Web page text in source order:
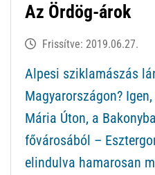
Az Ördög-árok
Frissítve: 2019.06.27.
Alpesi sziklamászás
Magyarországon?
Mária Úton, a
fővárosából –
elindulva hamarosan